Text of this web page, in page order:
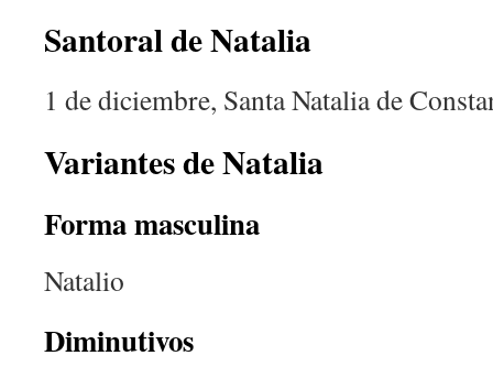
Santoral de Natalia
1 de diciembre, Santa Natalia de
Variantes de Natalia
Forma masculina
Natalio
Diminutivos